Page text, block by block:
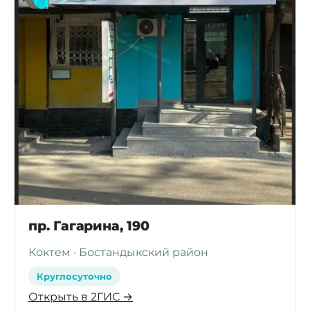
пр. Гагарина, 190
Коктем · Бостандыкский район
Круглосуточно
Открыть в 2ГИС →